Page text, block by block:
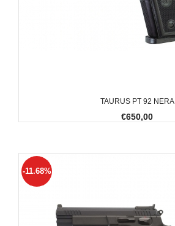
TAURUS PT 92 NERA
€650,00
-11.68%